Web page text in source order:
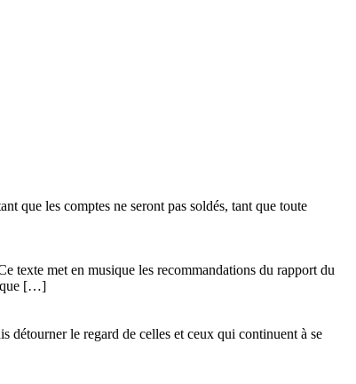
que les comptes ne seront pas soldés, tant que toute
texte met en musique les recommandations du rapport du
[…]
détourner le regard de celles et ceux qui continuent à se